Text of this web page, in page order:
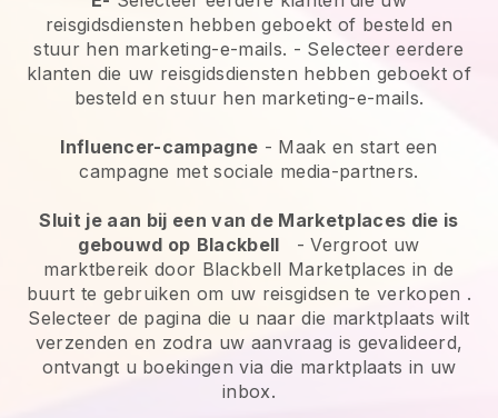
reisgidsdiensten hebben geboekt of besteld en
stuur hen marketing-e-mails. - Selecteer eerdere
klanten die uw reisgidsdiensten hebben geboekt of
besteld en stuur hen marketing-e-mails.
Influencer-campagne - Maak en start een
campagne met sociale media-partners.
Sluit je aan bij een van de Marketplaces die is
gebouwd op Blackbell -Vergroot uw
marktbereik door Blackbell Marketplaces in de
buurt te gebruiken om uw reisgidsen te verkopen .
Selecteer de pagina die u naar die marktplaats wilt
verzenden en zodra uw aanvraag is gevalideerd,
ontvangt u boekingen via die marktplaats in uw
inbox.